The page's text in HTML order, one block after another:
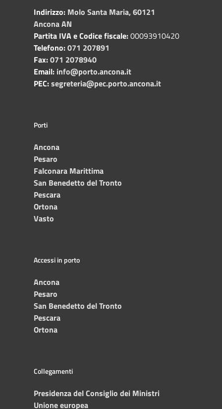
Indirizzo: Molo Santa Maria, 60121
Ancona AN
Partita IVA e Codice fiscale:00093910420
Telefono:071 207891
Fax:071 2078940
Email: info@porto.ancona.it
PEC:segreteria@pec.porto.ancona.it
Porti
Ancona
Pesaro
Falconara Marittima
San Benedetto del Tronto
Pescara
Ortona
Vasto
Accessi in porto
Ancona
Pesaro
San Benedetto del Tronto
Pescara
Ortona
Collegamenti
Presidenza del Consiglio dei Ministri
Unione europea